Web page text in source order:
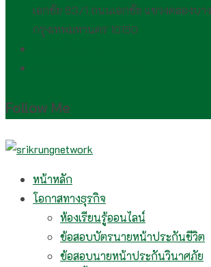
เอกชัย 83/1 ถนนเอกชัย แขวงคลองบ
กรุงเทพมหานคร 10150
Follow Me
หน้าหลัก
โอกาสทางธุรกิจ
ห้องเรียนรู้ออนไลน์
ข้อสอบบัตรนายหน้าประกันชีวิต
ข้อสอบนายหน้าประกันวินาศภัย